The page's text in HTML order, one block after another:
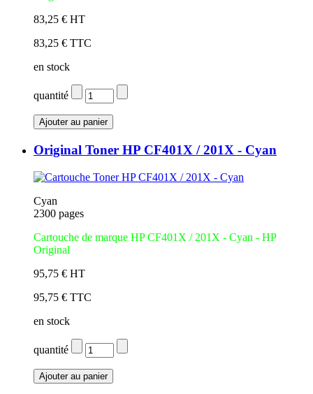
83,25 € HT
83,25 € TTC
en stock
quantité
Original Toner HP CF401X / 201X - Cyan
Cyan
2300 pages
Cartouche de marque HP CF401X / 201X - Cyan - HP
Original
95,75 € HT
95,75 € TTC
en stock
quantité